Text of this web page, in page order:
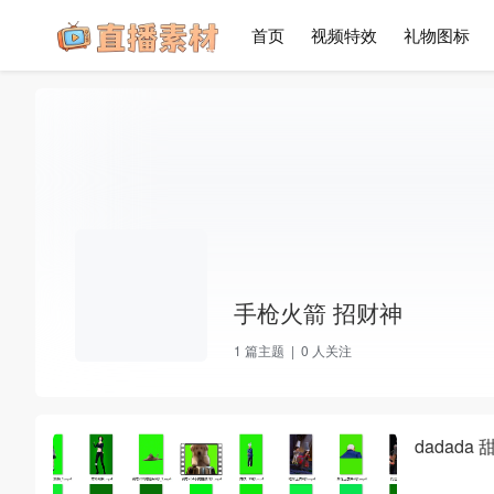
首页 视频特效 礼物图标
手枪火箭 招财神
1 篇主题 | 0 人关注
dadada